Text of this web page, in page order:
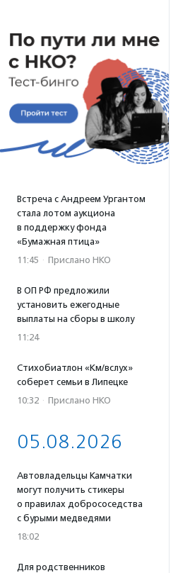
Встреча с Андреем Ургантом
стала лотом аукциона
в поддержку фонда
«Бумажная птица»
11:45 · Прислано НКО
В ОП РФ предложили
установить ежегодные
выплаты на сборы в школу
11:24
Стихобиатлон «Км/вслух»
соберет семьи в Липецке
10:32 · Прислано НКО
05.08.2026
Автовладельцы Камчатки
могут получить стикеры
о правилах добрососедства
с бурыми медведями
18:02
Для родственников